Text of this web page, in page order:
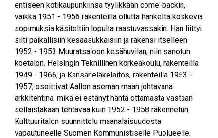
entiseen kotikaupunkiinsa tyylikkään come-backin,
vaikka 1951 - 1956 rakenteilla ollutta hanketta koskevia
sopimuksia käsiteltiin lopulta raastuvassakin. Hän liittyi
silti paikallisiin kesäasukkaisiin ja rakensi itselleen
1952 - 1953 Muuratsaloon kesähuvilan, niin sanotun
koetalon. Helsingin Teknillinen korkeakoulu, rakenteilla
1949 - 1966, ja Kansaneläkelaitos, rakenteilla 1953 -
1957, osoittivat Aallon aseman maan johtavana
arkkitehtina, mikä ei estänyt häntä ottamasta vastaan
sellaistakaan tehtävää kuin 1952 - 1958 rakennetun
Kulttuuritalon suunnittelu maanalaisuudesta
vapautuneelle Suomen Kommunistiselle Puolueelle.